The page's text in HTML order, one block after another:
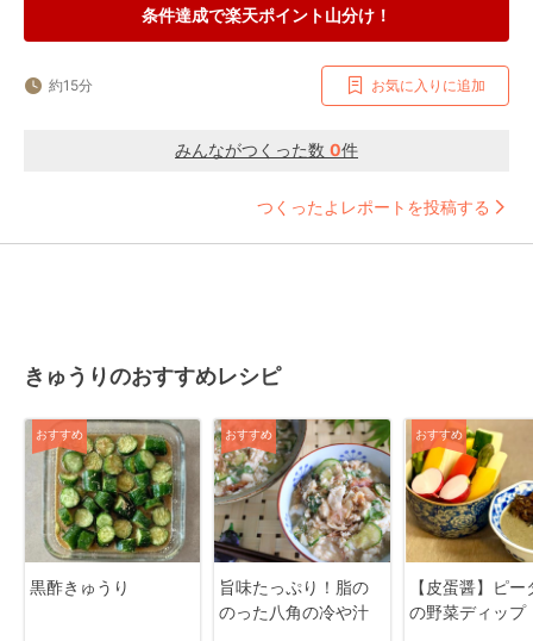
条件達成で楽天ポイント山分け！
約15分 お気に入りに追加
みんながつくった数 0件
つくったよレポートを投稿する
きゅうりのおすすめレシピ
おすすめ
黒酢きゅうり
おすすめ
旨味たっぷり！脂の
のった八角の冷や汁
おすすめ
【皮蛋醤】ピー
の野菜ディップ